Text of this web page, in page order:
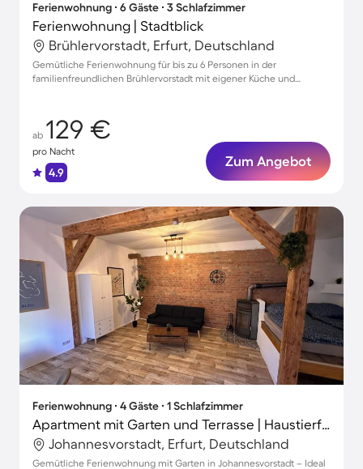
Ferienwohnung ∙ 6 Gäste ∙ 3 Schlafzimmer
Ferienwohnung | Stadtblick
Brühlervorstadt, Erfurt, Deutschland
Gemütliche Ferienwohnung für bis zu 6 Personen in der
familienfreundlichen Brühlervorstadt mit eigener Küche und
ab 129 €
pro Nacht
4.9
Zum Angebot
Ferienwohnung ∙ 4 Gäste ∙ 1 Schlafzimmer
Apartment mit Garten und Terrasse | Haustierfreundlich
Johannesvorstadt, Erfurt, Deutschland
Gemütliche Ferienwohnung mit Garten in Johannesvorstadt – Ideal